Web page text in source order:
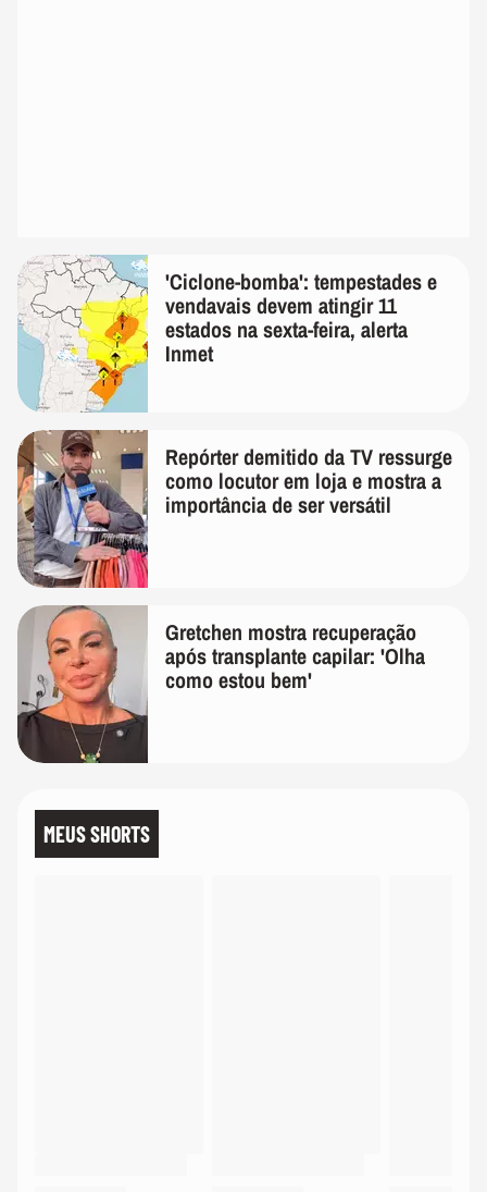
'Ciclone-bomba': tempestades e
vendavais devem atingir 11
estados na sexta-feira, alerta
Inmet
Repórter demitido da TV ressurge
como locutor em loja e mostra a
importância de ser versátil
Gretchen mostra recuperação
após transplante capilar: 'Olha
como estou bem'
MEUS SHORTS